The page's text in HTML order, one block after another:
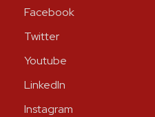
Facebook
Twitter
Youtube
LinkedIn
Instagram